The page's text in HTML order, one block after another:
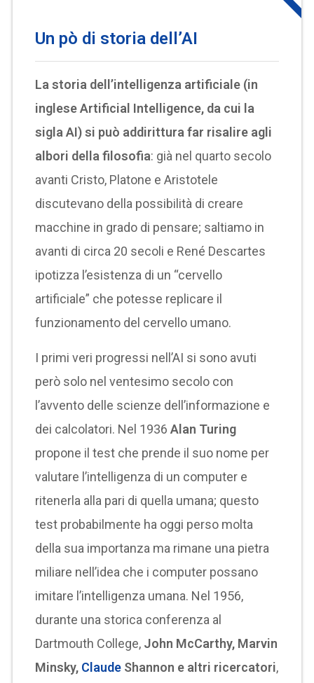
Un pò di storia dell’AI
La storia dell’intelligenza artificiale (in
inglese Artificial Intelligence, da cui la
sigla AI) si può addirittura far risalire agli
albori della filosofia: già nel quarto secolo
avanti Cristo, Platone e Aristotele
discutevano della possibilità di creare
macchine in grado di pensare; saltiamo in
avanti di circa 20 secoli e René Descartes
ipotizza l’esistenza di un “cervello
artificiale” che potesse replicare il
funzionamento del cervello umano.
I primi veri progressi nell’AI si sono avuti
però solo nel ventesimo secolo con
l’avvento delle scienze dell’informazione e
dei calcolatori. Nel 1936Alan Turing
propone il test che prende il suo nome per
valutare l’intelligenza di un computer e
ritenerla alla pari di quella umana; questo
test probabilmente ha oggi perso molta
della sua importanza ma rimane una pietra
miliare nell’idea che i computer possano
imitare l’intelligenza umana. Nel 1956,
durante una storica conferenza al
Dartmouth College, John McCarthy, Marvin
Minsky, Claude Shannon e altri ricercatori,